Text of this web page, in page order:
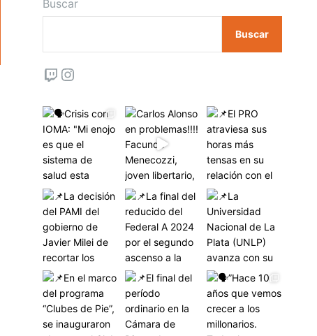
Buscar
Buscar
Twitch